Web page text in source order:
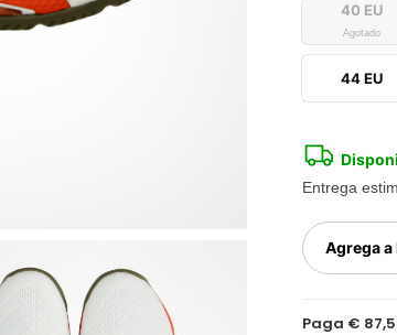
40 EU
Agotado
44 EU
Entrega
Agrega a
Paga €